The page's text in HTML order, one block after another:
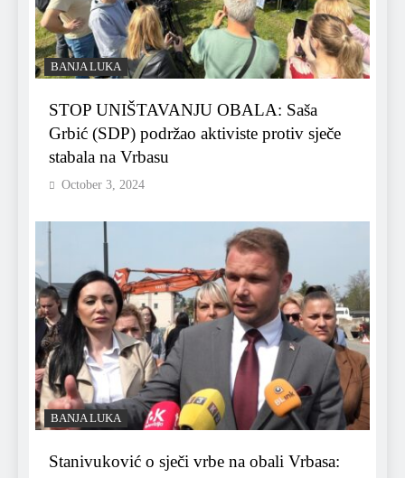
BANJA LUKA
STOP UNIŠTAVANJU OBALA: Saša
Grbić (SDP) podržao aktiviste protiv sječe
stabala na Vrbasu
October 3, 2024
BANJA LUKA
Stanivuković o sječi vrbe na obali Vrbasa: